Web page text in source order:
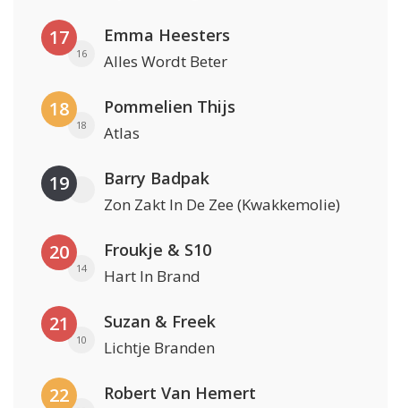
17
16
Emma Heesters
Alles Wordt Beter
18
18
Pommelien Thijs
Atlas
19 Barry Badpak
Zon Zakt In De Zee (Kwakkemolie)
20
14
Froukje & S10
Hart In Brand
21
10
Suzan & Freek
Lichtje Branden
22 Robert Van Hemert